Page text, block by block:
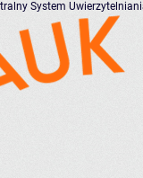
System